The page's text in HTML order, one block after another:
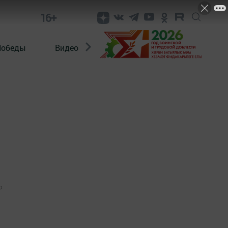
16+
Видео Конкурсы ЭтноДети